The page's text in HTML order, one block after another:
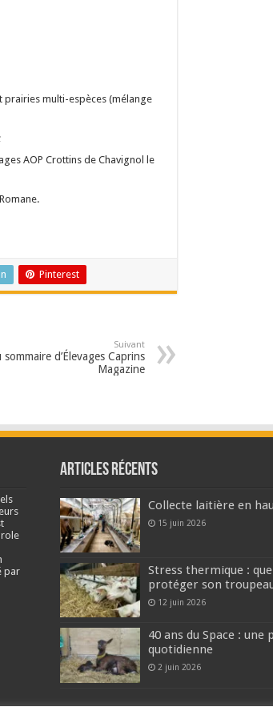
prairies multi-espèces (mélange
AOP Crottins de Chavignol le
Pinterest
Suivant
sommaire d’Élevages Caprins
Magazine
par
Articles récents
Collecte laitière en
15 juin 2026
Stress thermique :
protéger son
12 juin 2026
40 ans du Space :
quotidienne
2 juin 2026